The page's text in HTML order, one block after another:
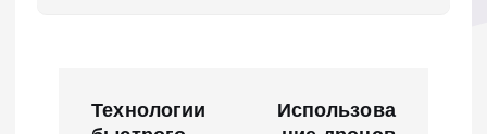
Технологии
Использова